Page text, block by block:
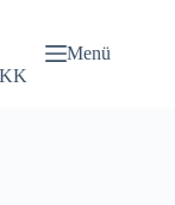
Menü